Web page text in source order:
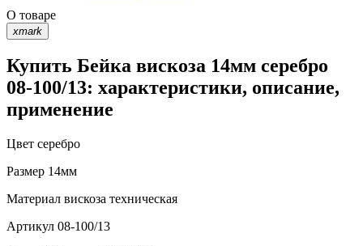
О товаре
xmark
Купить Бейка вискоза 14мм серебро
08-100/13: характеристики, описание,
применение
Цвет серебро
Размер 14мм
Материал вискоза техническая
Артикул 08-100/13